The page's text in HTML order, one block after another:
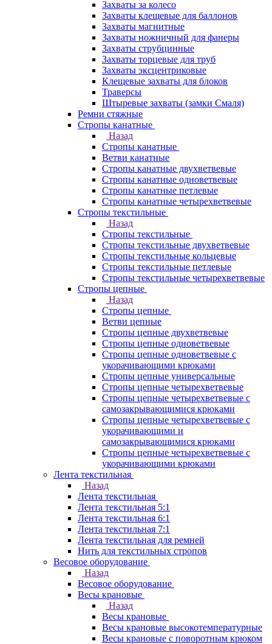
Захваты за колесо
Захваты клещевые для баллонов
Захваты магнитные
Захваты ножничный для фанеры
Захваты струбцинные
Захваты торцевые для труб
Захваты эксцентриковые
Клещевые захваты для блоков
Траверсы
Штыревые захваты (замки Смаля)
Ремни стяжные
Стропы канатные
Назад
Стропы канатные
Ветви канатные
Стропы канатные двухветвевые
Стропы канатные одноветвевые
Стропы канатные петлевые
Стропы канатные четырехветвевые
Стропы текстильные
Назад
Стропы текстильные
Стропы текстильные двухветвевые
Стропы текстильные кольцевые
Стропы текстильные петлевые
Стропы текстильные четырехветвевые
Стропы цепные
Назад
Стропы цепные
Ветви цепные
Стропы цепные двухветвевые
Стропы цепные одноветвевые
Стропы цепные одноветвевые с
укорачивающими крюками
Стропы цепные универсальные
Стропы цепные четырехветвевые
Стропы цепные четырехветвевые с
самозакрывающимися крюками
Стропы цепные четырехветвевые с
укорачивающими и
самозакрывающимися крюками
Стропы цепные четырехветвевые с
укорачивающими крюками
Лента текстильная
Назад
Лента текстильная
Лента текстильная 5:1
Лента текстильная 6:1
Лента текстильная 7:1
Лента текстильная для ремней
Нить для текстильных стропов
Весовое оборудование
Назад
Весовое оборудование
Весы крановые
Назад
Весы крановые
Весы крановые высокотемпературные
Весы крановые с поворотным крюком